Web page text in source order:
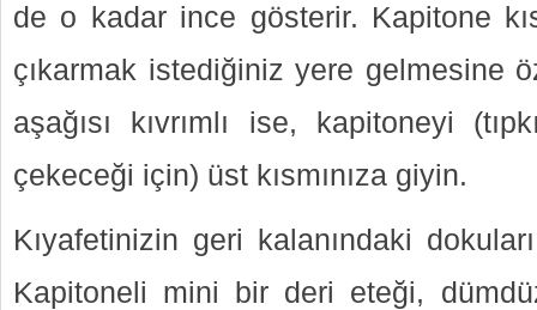
de o kadar ince gösterir. Kapitone
çıkarmak istediğiniz yere gelmesine
aşağısı kıvrımlı ise, kapitoneyi
çekeceği için) üst kısmınıza giyin.
Kıyafetinizin geri kalanındaki
Kapitoneli mini bir deri eteği,